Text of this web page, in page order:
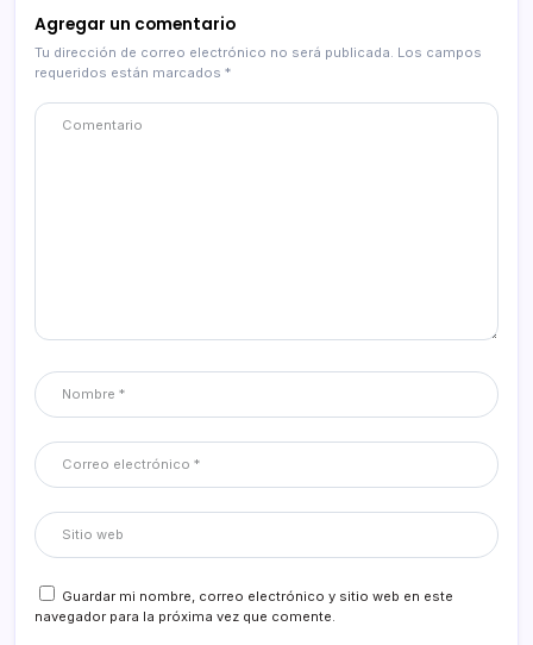
Agregar un comentario
Tu dirección de correo electrónico no será publicada. Los campos
requeridos están marcados *
Guardar mi nombre, correo electrónico y sitio web en este
navegador para la próxima vez que comente.